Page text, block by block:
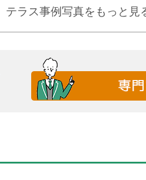
テラス事例写真をもっと見